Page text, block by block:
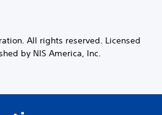
All rights reserved. Licensed
by NIS America, Inc.